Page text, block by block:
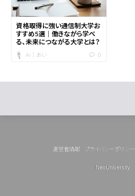
資格取得に強い通信制大学お
すすめ5選｜働きながら学べ
る、未来につながる大学とは？
Ai｜あい 0
運営者情報 プライバシーポリシー
NeoUniversity